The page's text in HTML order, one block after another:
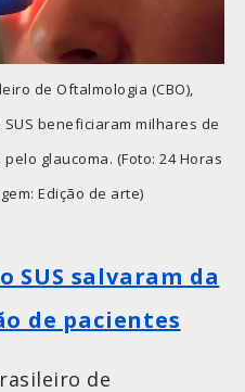
de Oftalmologia (CBO),
beneficiaram milhares de
glaucoma. (Foto: 24 Horas
Edição de arte)
salvaram da
de pacientes
de